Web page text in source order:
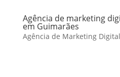
Agência de marketing
em Guimarães
Agência de Marketing